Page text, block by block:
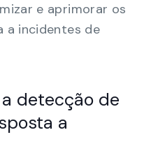
e aprimorar os
a incidentes de
detecção de
a